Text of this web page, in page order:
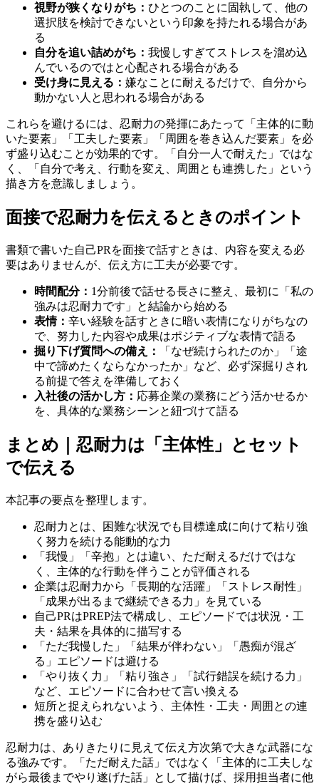
視野が狭くなりがち： ひとつのことに固執して、他の
選択肢を検討できないという印象を持たれる場合があ
る
自分を追い詰めがち： 我慢しすぎてストレスを溜め込
んでいるのではと心配される場合がある
受け身に見える： 嫌なことに耐えるだけで、自分から
動かない人と思われる場合がある
これらを避けるには、忍耐力の発揮にあたって「主体的に動
いた要素」「工夫した要素」「周囲を巻き込んだ要素」を必
ず盛り込むことが効果的です。「自分一人で耐えた」ではな
く、「自分で考え、行動を変え、周囲とも連携した」という
描き方を意識しましょう。
面接で忍耐力を伝えるときのポイント
書類で書いた自己PRを面接で話すときは、内容を変える必
要はありませんが、伝え方に工夫が必要です。
時間配分： 1分前後で話せる長さに整え、最初に「私の
強みは忍耐力です」と結論から始める
表情： 辛い経験を話すときに暗い表情になりがちなの
で、努力した内容や成果はポジティブな表情で語る
掘り下げ質問への備え：
「なぜ続けられたのか」「途
中で諦めたくならなかったか」など、必ず深掘りされ
る前提で答えを準備しておく
入社後の活かし方： 応募企業の業務にどう活かせるか
を、具体的な業務シーンと紐づけて語る
まとめ｜忍耐力は「主体性」とセット
で伝える
本記事の要点を整理します。
忍耐力とは、困難な状況でも目標達成に向けて粘り強
く努力を続ける能動的な力
「我慢」「辛抱」とは違い、ただ耐えるだけではな
く、主体的な行動を伴うことが評価される
企業は忍耐力から「長期的な活躍」「ストレス耐性」
「成果が出るまで継続できる力」を見ている
自己PRはPREP法で構成し、エピソードでは状況・工
夫・結果を具体的に描写する
「ただ我慢した」「結果が伴わない」「愚痴が混ざ
る」エピソードは避ける
「やり抜く力」「粘り強さ」「試行錯誤を続ける力」
など、エピソードに合わせて言い換える
短所と捉えられないよう、主体性・工夫・周囲との連
携を盛り込む
忍耐力は、ありきたりに見えて伝え方次第で大きな武器にな
る強みです。「ただ耐えた話」ではなく「主体的に工夫しな
がら最後までやり遂げた話」として描けば、採用担当者に他